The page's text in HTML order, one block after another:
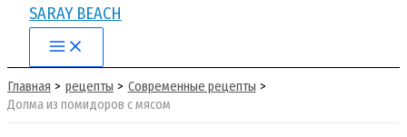
SARAY BEACH
Main
Menu
Главная рецепты
Современные рецепты
Долма из помидоров с мясом